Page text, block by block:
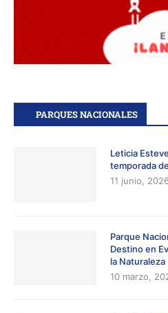
PARQUES NACIONALES
Leticia
temporada
11 junio, 2026
Parque
Destino en
la Naturaleza
10 marzo,